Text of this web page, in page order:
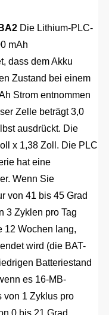
Die Lithium-PLC-
mAh
dass dem Akku
Zustand bei einem
Strom entnommen
Zelle beträgt 3,0
ausdrückt. Die
x 1,38 Zoll. Die PLC
hat eine
Wenn Sie
von 41 bis 45 Grad
3 Zyklen pro Tag
12 Wochen lang,
wird (die BAT-
Batteriestand
es 16-MB-
von 1 Zyklus pro
0 bis 21 Grad